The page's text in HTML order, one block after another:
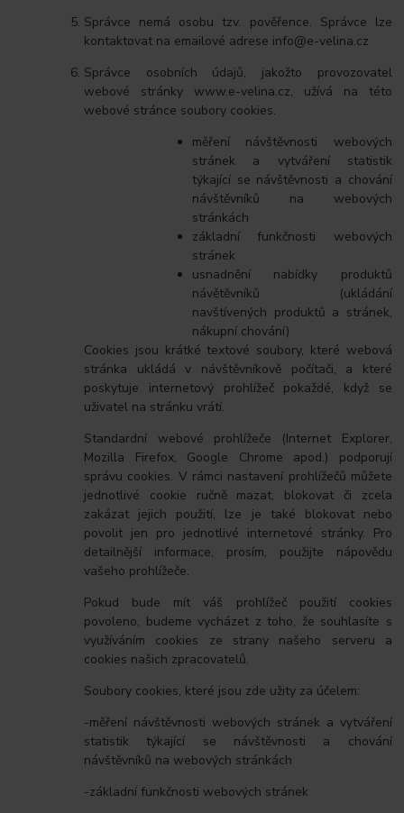
Správce nemá osobu tzv. pověřence. Správce lze
kontaktovat na emailové adrese info@e-velina.cz
Správce osobních údajů, jakožto provozovatel
webové stránky www.e-velina.cz, užívá na této
webové stránce soubory cookies.
měření návštěvnosti webových
stránek a vytváření statistik
týkající se návštěvnosti a chování
návštěvníků na webových
stránkách
základní funkčnosti webových
stránek
usnadnění nabídky produktů
návětěvníků (ukládání
navštívených produktů a stránek,
nákupní chování)
Cookies jsou krátké textové soubory, které webová
stránka ukládá v návštěvníkově počítači, a které
poskytuje internetový prohlížeč pokaždé, když se
uživatel na stránku vrátí.
Standardní webové prohlížeče (Internet Explorer,
Mozilla Firefox, Google Chrome apod.) podporují
správu cookies. V rámci nastavení prohlížečů můžete
jednotlivé cookie ručně mazat, blokovat či zcela
zakázat jejich použití, lze je také blokovat nebo
povolit jen pro jednotlivé internetové stránky. Pro
detailnější informace, prosím, použijte nápovědu
vašeho prohlížeče.
Pokud bude mít váš prohlížeč použití cookies
povoleno, budeme vycházet z toho, že souhlasíte s
využíváním cookies ze strany našeho serveru a
cookies našich zpracovatelů.
Soubory cookies, které jsou zde užity za účelem:
-měření návštěvnosti webových stránek a vytváření
statistik týkající se návštěvnosti a chování
návštěvníků na webových stránkách
-základní funkčnosti webových stránek